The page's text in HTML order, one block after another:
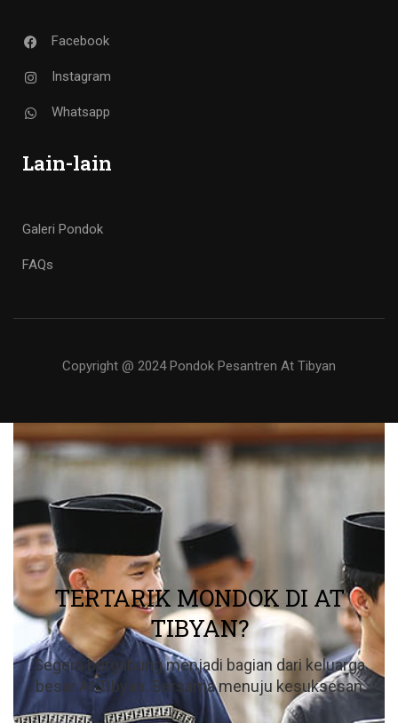
Facebook
Instagram
Whatsapp
Lain-lain
Galeri Pondok
FAQs
Copyright @ 2024 Pondok Pesantren At Tibyan
TERTARIK MONDOK DI AT
TIBYAN?
Segera bergabung menjadi bagian dari keluarga
besar At Tibyan. Bersama menuju kesuksesan